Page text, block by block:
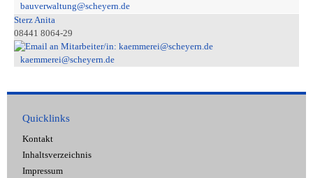
bauverwaltung@scheyern.de
Sterz Anita
08441 8064-29
kaemmerei@scheyern.de
Quicklinks
Kontakt
Inhaltsverzeichnis
Impressum